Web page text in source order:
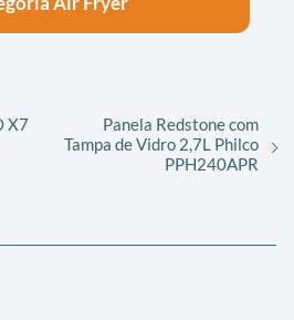
X7
Panela Redstone com
Tampa de Vidro 2,7L Philco
PPH240APR